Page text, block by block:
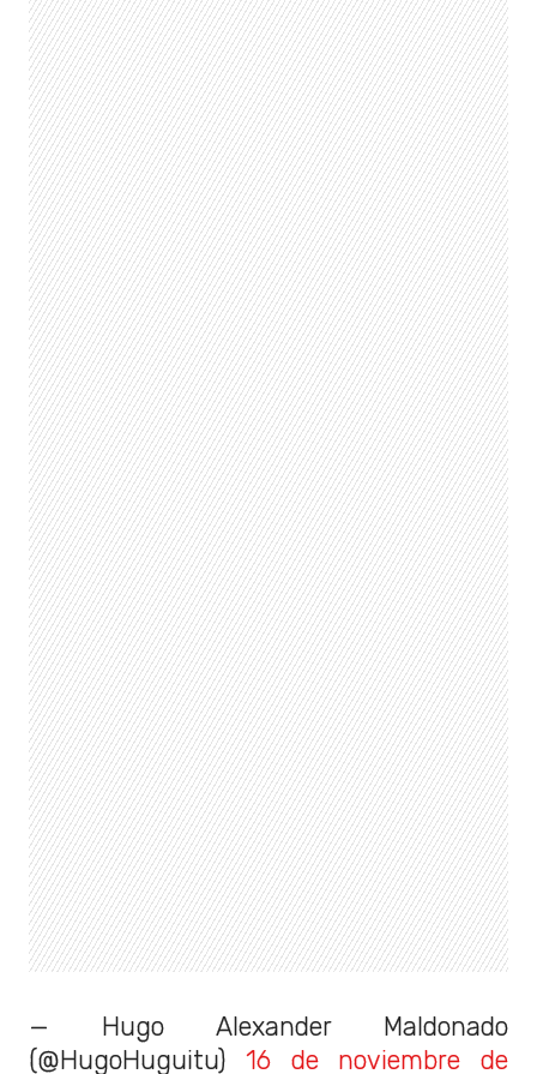
— Hugo Alexander Maldonado
(@HugoHuguitu) 16 de noviembre de